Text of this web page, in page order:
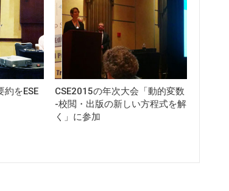
約をESE
CSE2015の年次大会「動的変数
-校閲・出版の新しい方程式を解
く」に参加